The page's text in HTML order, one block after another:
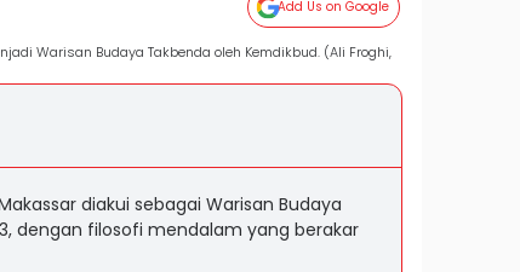
Add Us on Google
Warisan Budaya Takbenda oleh Kemdikbud. (Ali Froghi,
diakui sebagai Warisan Budaya
dengan filosofi mendalam yang berakar